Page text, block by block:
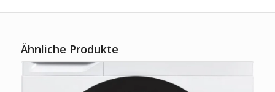
Ähnliche Produkte